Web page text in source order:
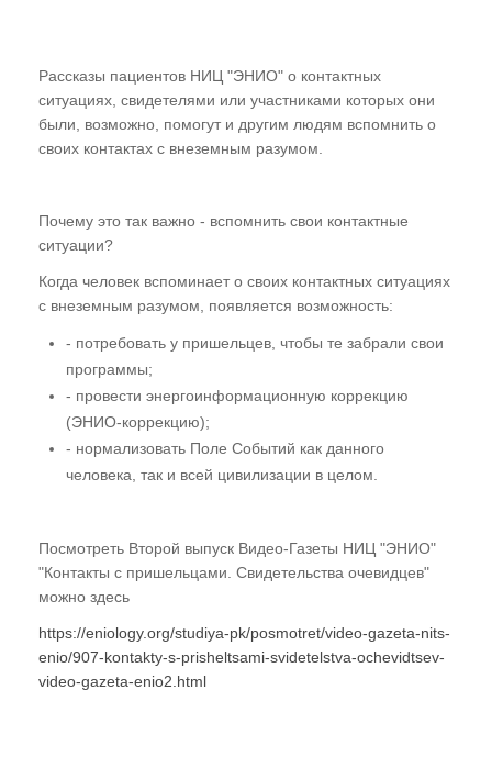
Рассказы пациентов НИЦ "ЭНИО" о контактных
ситуациях, свидетелями или участниками которых они
были, возможно, помогут и другим людям вспомнить о
своих контактах с внеземным разумом.
Почему это так важно - вспомнить свои контактные
ситуации?
Когда человек вспоминает о своих контактных ситуациях
с внеземным разумом, появляется возможность:
- потребовать у пришельцев, чтобы те забрали свои
программы;
- провести энергоинформационную коррекцию
(ЭНИО-коррекцию);
- нормализовать Поле Событий как данного
человека, так и всей цивилизации в целом.
Посмотреть Второй выпуск Видео-Газеты НИЦ "ЭНИО"
"Контакты с пришельцами. Свидетельства очевидцев"
можно здесь
https://eniology.org/studiya-pk/posmotret/video-gazeta-nits-
enio/907-kontakty-s-prisheltsami-svidetelstva-ochevidtsev-
video-gazeta-enio2.html